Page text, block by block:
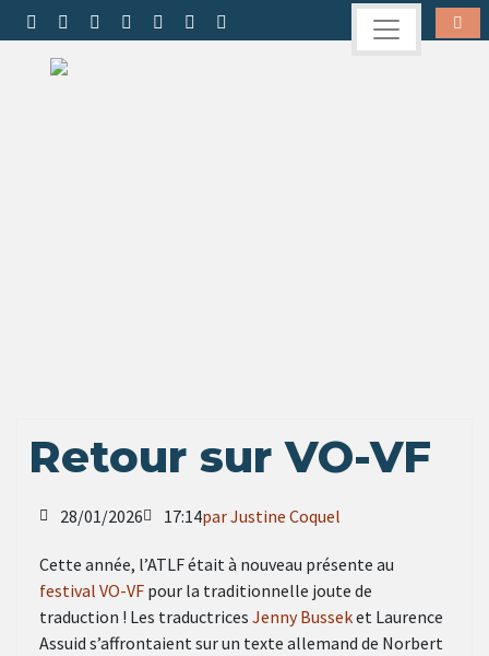
Retour sur VO-VF
28/01/2026 17:14par Justine Coquel
Cette année, l’ATLF était à nouveau présente au
festival VO-VF pour la traditionnelle joute de
traduction ! Les traductrices Jenny Busseket Laurence
Assuid s’affrontaient sur un texte allemand de Norbert